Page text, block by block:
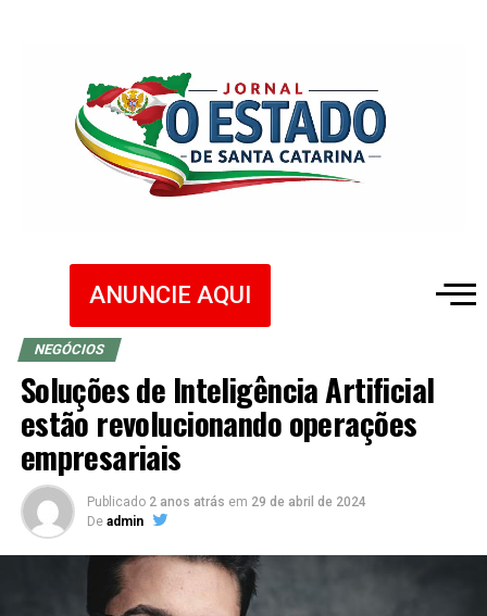
ANUNCIE AQUI
NEGÓCIOS
Soluções de Inteligência Artificial
estão revolucionando operações
empresariais
Publicado 2 anos atrás em 29 de abril de 2024
De admin